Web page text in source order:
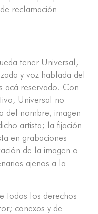
reclamación
tener Universal,
y voz hablada del
acá reservado. Con
Universal no
del nombre, imagen
artista; la fijación
en grabaciones
de la imagen o
ajenos a la
todos los derechos
conexos y de